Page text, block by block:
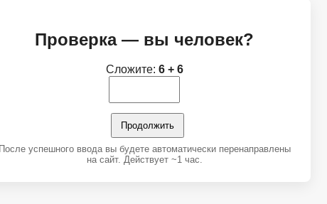
Проверка — вы человек?
Сложите: 6 + 6
Продолжить
После успешного ввода вы будете автоматически перенаправлены
на сайт. Действует ~1 час.